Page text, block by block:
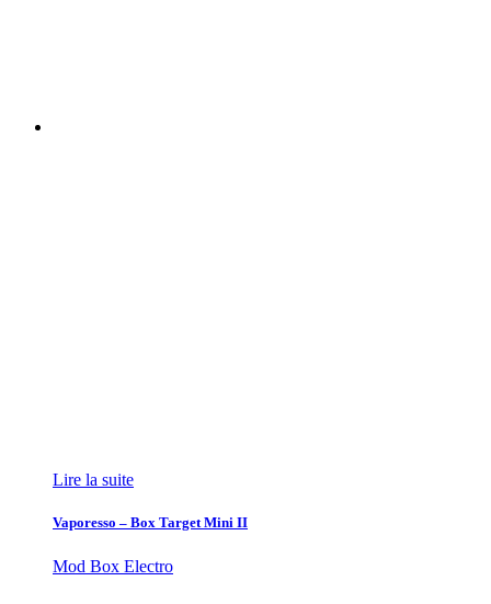
Lire la suite
Vaporesso – Box Target Mini II
Mod Box Electro